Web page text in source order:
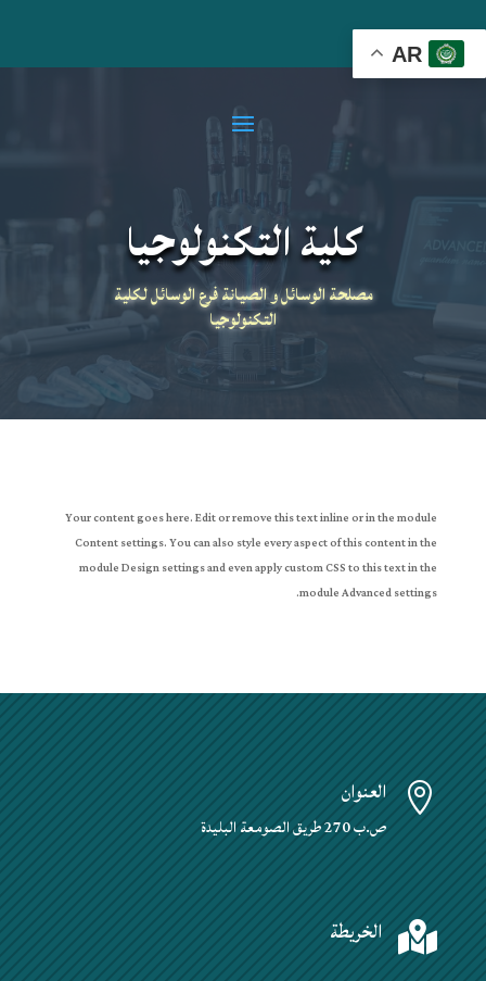
AR
كلية التكنولوجيا
مصلحة الوسائل و الصيانة فرع الوسائل لكلية
التكنولوجيا
Your content goes here. Edit or remove this text inline or in the module
Content settings. You can also style every aspect of this content in the
module Design settings and even apply custom CSS to this text in the
module Advanced settings.
 العنوان
ص.ب 270 طريق الصومعة البليدة
 الخريطة